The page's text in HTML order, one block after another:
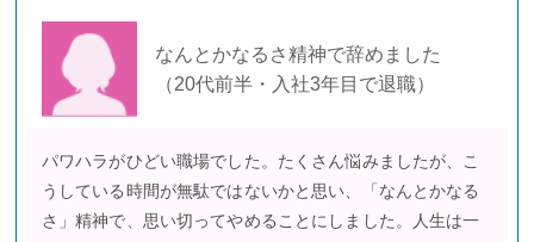
なんとかなるさ精神で辞めました
（20代前半・入社3年目で退職）
パワハラがひどい職場でした。たくさん悩みましたが、こ
うしている時間が無駄ではないかと思い、「なんとかなる
さ」精神で、思い切ってやめることにしました。人生は一